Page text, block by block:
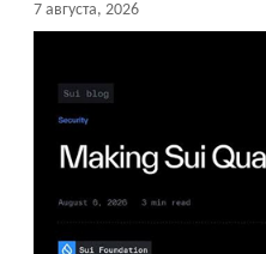
7 августа, 2026